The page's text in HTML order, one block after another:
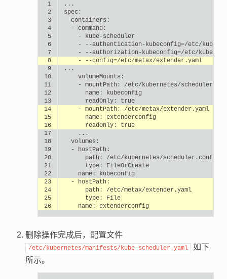
1
2
3
4
-
5
-
6
- --authentication-kubeconfig=
7
- --authorization-kubeconfig=
8
- --config=
/etc/metax/extender.yaml
9
10
11
- mountPath:
12
name:
kubeconfig
13
readOnly:
true
14
- mountPath:
/etc/metax/extender.yaml
15
name:
extenderconfig
16
readOnly:
true
17
18
19
-
20
path:
/etc/kubernetes/scheduler.conf
21
type:
FileOrCreate
22
name:
kubeconfig
23
-
24
path:
/etc/metax/extender.yaml
25
type:
File
26
name: extenderconfig
删除操作完成后，配置文件
/etc/kubernetes/manifests/kube-scheduler.yaml
如下
所示。